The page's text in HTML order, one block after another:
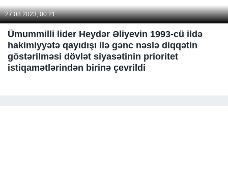
27.08.2023, 00:21
Ümummilli lider Heydər Əliyevin 1993-cü ildə
hakimiyyətə qayıdışı ilə gənc nəslə diqqətin
göstərilməsi dövlət siyasətinin prioritet
istiqamətlərindən birinə çevrildi